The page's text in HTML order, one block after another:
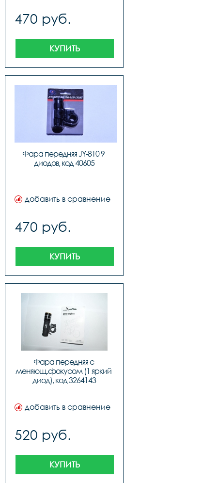
470 руб.
КУПИТЬ
Фара передняя JY-810 9
диодов, код 40605
добавить в сравнение
470 руб.
КУПИТЬ
Фара передняя с
меняющ.фокусом (1 яркий
диод), код 3264143
добавить в сравнение
520 руб.
КУПИТЬ